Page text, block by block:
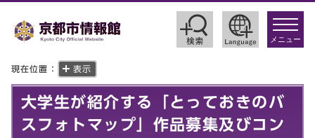
toggle
メニュー
現在位置： 表示
大学生が紹介する「とっておきのバ
スフォトマップ」作品募集及びコン